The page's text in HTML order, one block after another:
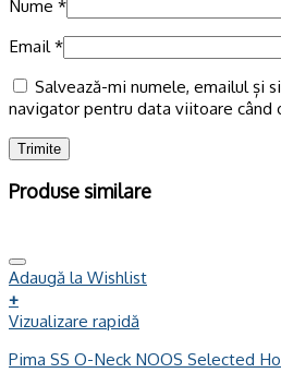
Nume *
Email*
Salvează-mi numele, emailul și
navigator pentru data viitoare când
Produse similare
Adaugă la Wishlist
+
Vizualizare rapidă
Pima SS O-Neck NOOS Selected